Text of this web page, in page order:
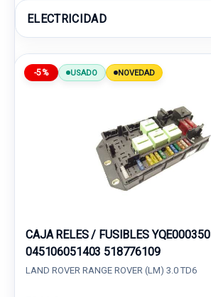
ELECTRICIDAD
-5% USADO NOVEDAD
CAJA RELES / FUSIBLES YQE000350
045106051403 518776109
LAND ROVER RANGE ROVER (LM) 3.0 TD6